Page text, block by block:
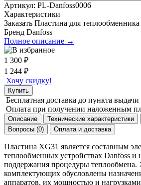
Артикул: PL-Danfoss0006
Характеристики
Заказать Пластина для
Бренд Danfoss
Полное описание →
1 300 ₽
1 244 ₽
Хочу скидку!
Купить
Бесплатная доставка до пункта выдачи
Оплата при получении наложенным
Описание Технические характеристики
Вопросы (0)
Оплата и доставка
Пластина XG31 является составным
теплообменных устройствах Danfoss и
поддержания процедуры теплообмена.
комплектующих обусловлены
аппаратов, их мощностью и